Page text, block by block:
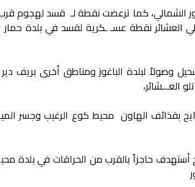
الشمالي، كما ترعضت نقطة لـ قسد لهجوم
العشائر نقطة عسـ ـكرية لقسد في بلدة
وصولاً لبلدة الباغوز ومناطق أخرى بريف
العـ.ـشائر،
الهاون محيط كوع الرغيب وجسر
حاجزاً بالقرب من الحراقات في بلدة